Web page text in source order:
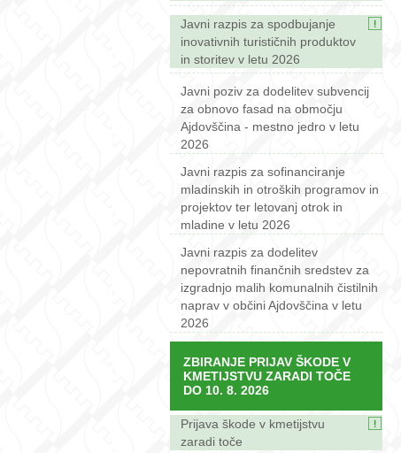
Javni razpis za spodbujanje
inovativnih turističnih produktov
in storitev v letu 2026
Javni poziv za dodelitev subvencij
za obnovo fasad na območju
Ajdovščina - mestno jedro v letu
2026
Javni razpis za sofinanciranje
mladinskih in otroških programov in
projektov ter letovanj otrok in
mladine v letu 2026
Javni razpis za dodelitev
nepovratnih finančnih sredstev za
izgradnjo malih komunalnih čistilnih
naprav v občini Ajdovščina v letu
2026
ZBIRANJE PRIJAV ŠKODE V
KMETIJSTVU ZARADI TOČE
DO 10. 8. 2026
Prijava škode v kmetijstvu
zaradi toče